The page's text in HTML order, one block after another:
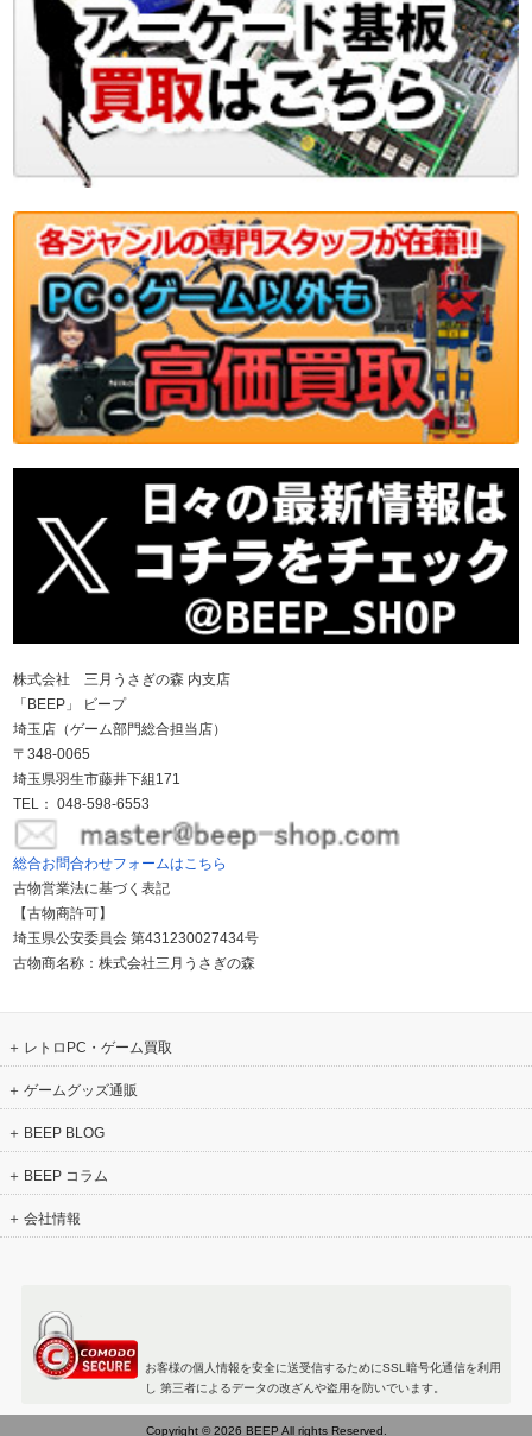
株式会社 三月うさぎの森 内支店
「BEEP」 ビープ
埼玉店（ゲーム部門総合担当店）
〒348-0065
埼玉県羽生市藤井下組171
TEL： 048-598-6553
総合お問合わせフォームはこちら
古物営業法に基づく表記
【古物商許可】
埼玉県公安委員会 第431230027434号
古物商名称：株式会社三月うさぎの森
レトロPC・ゲーム買取
ゲームグッズ通販
BEEP BLOG
BEEP コラム
会社情報
お客様の個人情報を安全に送受信するためにSSL暗号化通信を利用
し 第三者によるデータの改ざんや盗用を防いでいます。
Copyright © 2026 BEEP All rights Reserved.